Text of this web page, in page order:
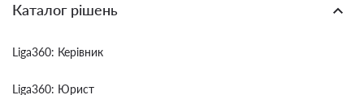
Каталог рішень
Liga360: Керівник
Liga360: Юрист